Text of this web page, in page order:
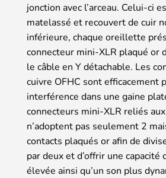
jonction avec l’arceau. Celui-ci
matelassé et recouvert de cuir
inférieure, chaque oreillette
connecteur mini-XLR plaqué or
le câble en Y détachable. Les
cuivre OFHC sont efficacement
interférence dans une gaine
connecteurs mini-XLR reliés
n’adoptent pas seulement 2
contacts plaqués or afin de
par deux et d’offrir une capacité
élevée ainsi qu’un son plus